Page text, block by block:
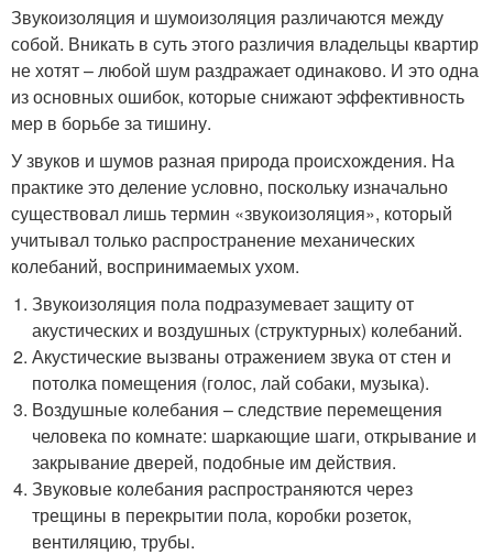
Звукоизоляция и шумоизоляция различаются между
собой. Вникать в суть этого различия владельцы квартир
не хотят – любой шум раздражает одинаково. И это одна
из основных ошибок, которые снижают эффективность
мер в борьбе за тишину.
У звуков и шумов разная природа происхождения. На
практике это деление условно, поскольку изначально
существовал лишь термин «звукоизоляция», который
учитывал только распространение механических
колебаний, воспринимаемых ухом.
Звукоизоляция пола подразумевает защиту от
акустических и воздушных (структурных) колебаний.
Акустические вызваны отражением звука от стен и
потолка помещения (голос, лай собаки, музыка).
Воздушные колебания – следствие перемещения
человека по комнате: шаркающие шаги, открывание и
закрывание дверей, подобные им действия.
Звуковые колебания распространяются через
трещины в перекрытии пола, коробки розеток,
вентиляцию, трубы.